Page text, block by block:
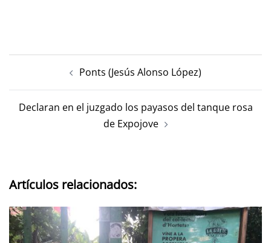
Ponts (Jesús Alonso López)
Declaran en el juzgado los payasos del tanque rosa
de Expojove
Artículos relacionados: